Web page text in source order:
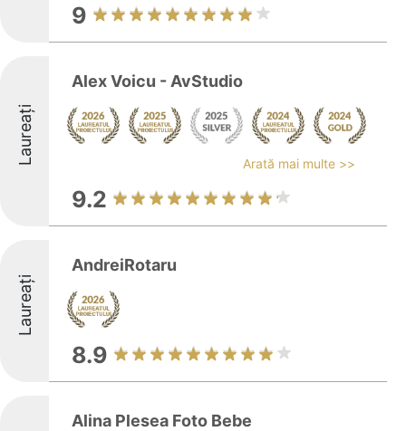
9
Laureați
Alex Voicu - AvStudio
Arată mai multe >>
9.2
Laureați
AndreiRotaru
8.9
Alina Plesea Foto Bebe